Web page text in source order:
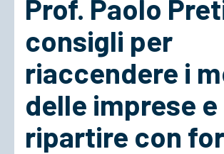
ACCEDI
Prof. Paolo
consigli per
riaccendere i
delle imprese e
ripartire con